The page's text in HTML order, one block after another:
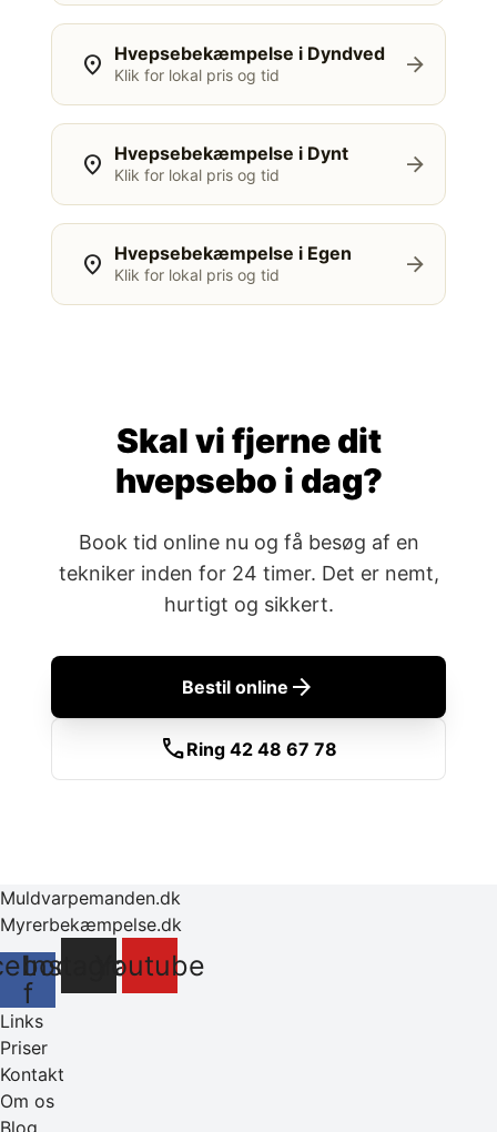
location_on Hvepsebekæmpelse i Dyndved
Klik for lokal pris og tid arrow_forward
location_on Hvepsebekæmpelse i Dynt
Klik for lokal pris og tid arrow_forward
location_on Hvepsebekæmpelse i Egen
Klik for lokal pris og tid arrow_forward
Skal vi fjerne dit
hvepsebo i dag?
Book tid online nu og få besøg af en
tekniker inden for 24 timer. Det er nemt,
hurtigt og sikkert.
Bestil online arrow_forward
callRing 42 48 67 78
Muldvarpemanden.dk
Myrerbekæmpelse.dk
f
InstagramYoutube
Links
Priser
Kontakt
Om os
Blog